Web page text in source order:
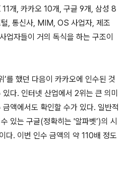
개, 카카오 10개, 구글 9개, 삼성 8
, 통신사, MIM, OS 사업자, 제조
업자들이 거의 독식을 하는 구조이
’를 했던 다음이 카카오에 인수된 것
다. 인터넷 산업에서 2위는 큰 의미
액에서도 확인할 수가 있다. 일반적
있는 구글(정확히는 '알파벳’)의 시
다. 이번 인수 금액의 약 110배 정도